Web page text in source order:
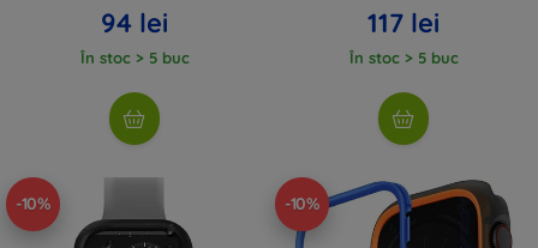
94 lei
În stoc > 5 buc
117 lei
În stoc > 5 buc
-10% -10%